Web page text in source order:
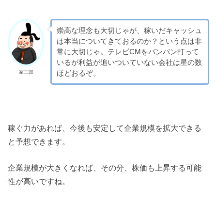
家三郎
崇高な理念も大切じゃが、稼いだキャッシュ
は本当についてきておるのか？という点は非
常に大切じゃ。テレビCMをバンバン打って
いるが利益が追いついていない会社は星の数
ほどおるぞ。
稼ぐ力があれば、今後も安定して企業規模を拡大できる
と予想できます。
企業規模が大きくなれば、その分、株価も上昇する可能
性が高いですね。